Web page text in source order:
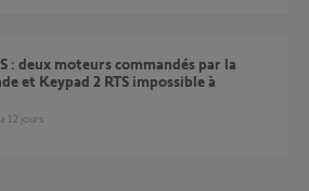
et Keypad 2 RTS impossible à
a 12 jours